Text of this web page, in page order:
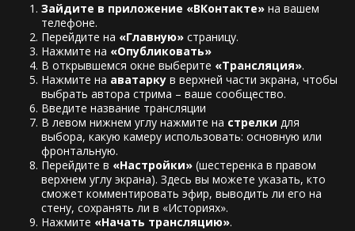
Зайдите в приложение «ВКонтакте» на вашем
телефоне.
Перейдите на «Главную» страницу.
Нажмите на «Опубликовать»
В открывшемся окне выберите «Трансляция».
Нажмите на аватарку в верхней части экрана, чтобы
выбрать автора стрима – ваше сообщество.
Введите название трансляции
В левом нижнем углу нажмите на стрелки для
выбора, какую камеру использовать: основную или
фронтальную.
Перейдите в «Настройки» (шестеренка в правом
верхнем углу экрана). Здесь вы можете указать, кто
сможет комментировать эфир, выводить ли его на
стену, сохранять ли в «Историях».
Нажмите «Начать трансляцию».